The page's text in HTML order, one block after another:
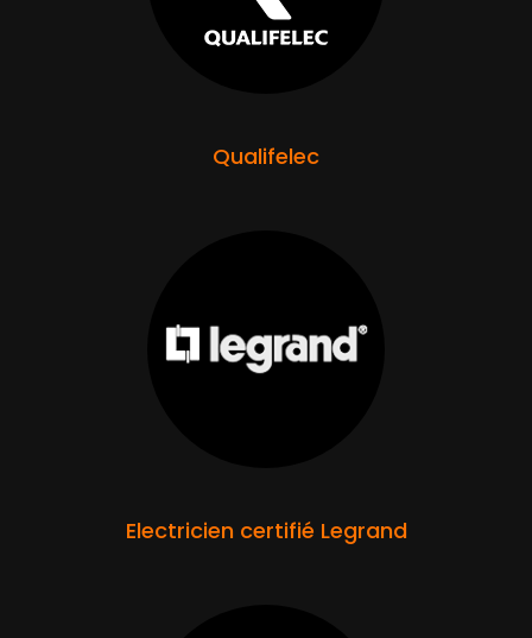
Qualifelec
Electricien certifié Legrand